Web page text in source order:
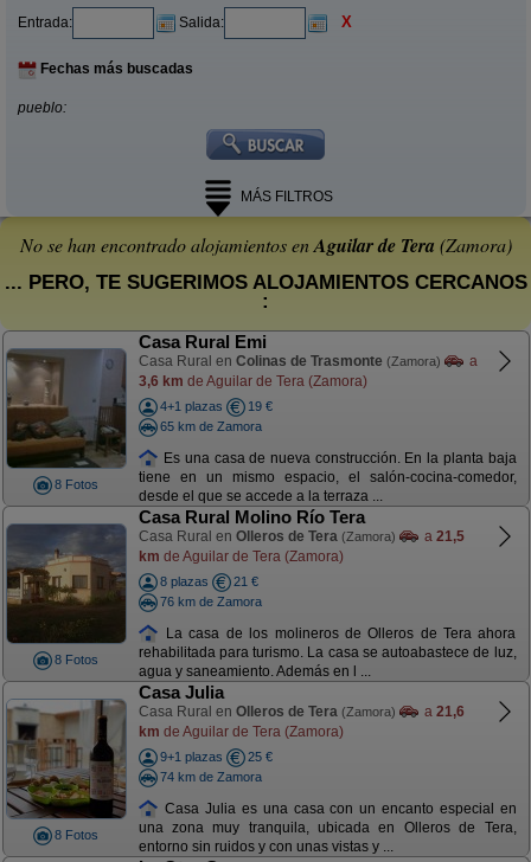
Entrada: Salida: X
Fechas más buscadas
pueblo:
MÁS FILTROS
No se han encontrado alojamientos enAguilar de Tera (Zamora)
... PERO, TE SUGERIMOS ALOJAMIENTOS CERCANOS
:
8 Fotos
Casa Rural Emi
Casa Rural en Colinas de Trasmonte (Zamora)
a
3,6 km de Aguilar de Tera (Zamora)
4+1 plazas
19 €
65 km de Zamora
Es una casa de nueva construcción. En la planta baja
tiene en un mismo espacio, el salón-cocina-comedor,
desde el que se accede a la terraza ...
8 Fotos
Casa Rural Molino Río Tera
Casa Rural en Olleros de Tera (Zamora) a 21,5
km de Aguilar de Tera (Zamora)
8 plazas
21 €
76 km de Zamora
La casa de los molineros de Olleros de Tera ahora
rehabilitada para turismo. La casa se autoabastece de luz,
agua y saneamiento. Además en l ...
8 Fotos
Casa Julia
Casa Rural en Olleros de Tera (Zamora) a 21,6
km de Aguilar de Tera (Zamora)
9+1 plazas
25 €
74 km de Zamora
Casa Julia es una casa con un encanto especial en
una zona muy tranquila, ubicada en Olleros de Tera,
entorno sin ruidos y con unas vistas y ...